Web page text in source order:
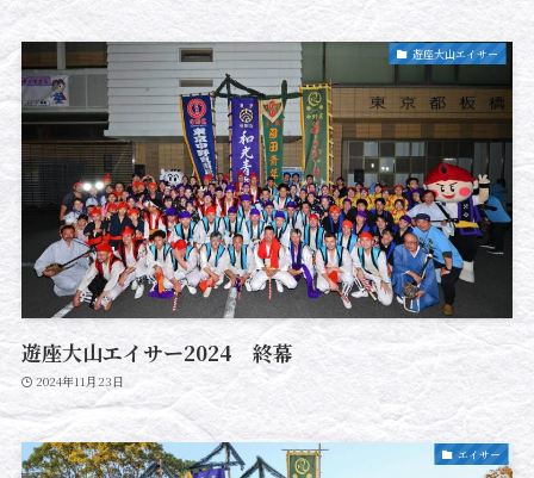
遊座大山エイサー
遊座大山エイサー2024 終幕
2024年11月23日
エイサー